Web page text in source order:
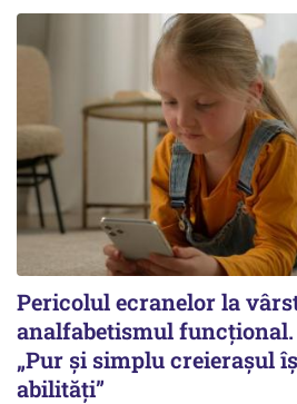
Pericolul ecranelor la
analfabetismul
„Pur și simplu creierașul
abilități”